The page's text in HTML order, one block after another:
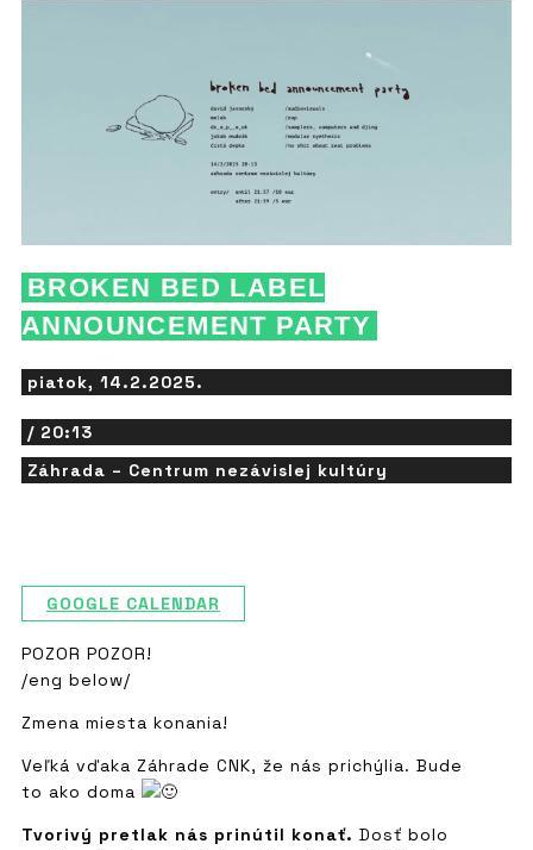
BROKEN BED LABEL
ANNOUNCEMENT PARTY
piatok, 14.2.2025.
/ 20:13
Záhrada – Centrum nezávislej kultúry
GOOGLE CALENDAR
POZOR POZOR!
/eng below/
Zmena miesta konania!
Veľká vďaka Záhrade CNK, že nás prichýlia. Bude
to ako doma
Tvorivý pretlak nás prinútil konať. Dosť bolo